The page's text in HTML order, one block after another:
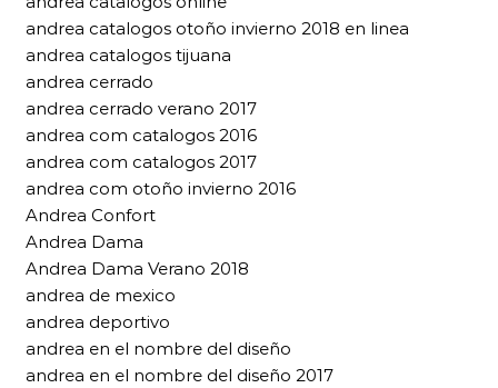
andrea catalogos otoño invierno 2018 en linea
andrea catalogos tijuana
andrea cerrado
andrea cerrado verano 2017
andrea com catalogos 2016
andrea com catalogos 2017
andrea com otoño invierno 2016
Andrea Confort
Andrea Dama
Andrea Dama Verano 2018
andrea de mexico
andrea deportivo
andrea en el nombre del diseño
andrea en el nombre del diseño 2017